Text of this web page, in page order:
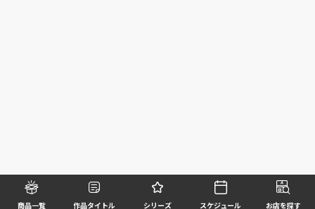
商品一覧 作品タイトル シリーズ スケジュール お店を探す